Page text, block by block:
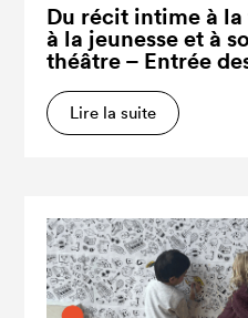
Du récit intime à
à la jeunesse et à
théâtre – Entrée
Lire la suite